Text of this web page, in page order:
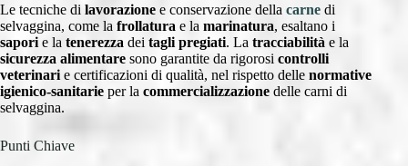
Le tecniche di lavorazione e conservazione della carne di
selvaggina, come la frollatura e la marinatura, esaltano i
sapori e la tenerezza dei tagli pregiati. La tracciabilità e la
sicurezza alimentare sono garantite da rigorosi controlli
veterinari e certificazioni di qualità, nel rispetto delle normative
igienico-sanitarie per la commercializzazione delle carni di
selvaggina.
Punti Chiave